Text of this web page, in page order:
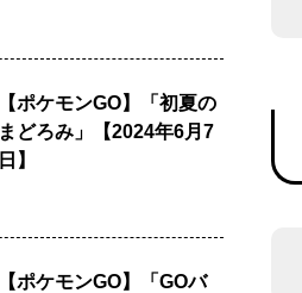
【ポケモンGO】「初夏の
まどろみ」【2024年6月7
日】
【ポケモンGO】「GOバ